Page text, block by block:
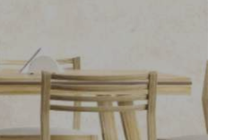
LOUER